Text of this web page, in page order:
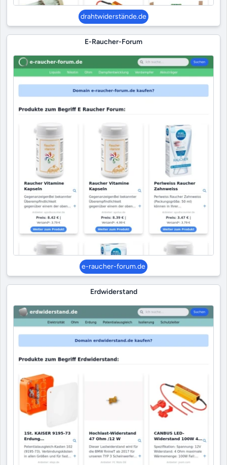
drahtwiderstände.de
E-Raucher-Forum
e-raucher-forum.de
Erdwiderstand